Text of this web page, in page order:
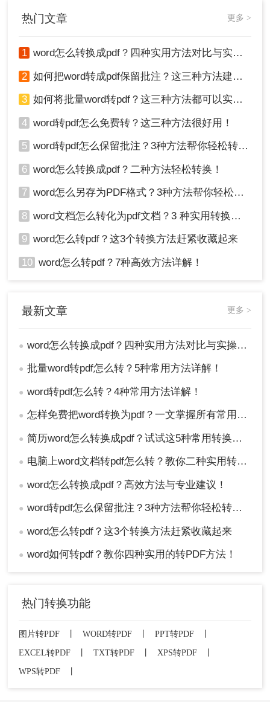
热门文章 更多 >
1 word怎么转换成pdf？四种实用方法对比与实操指南（附详细表格）！
2 如何把word转成pdf保留批注？这三种方法建议收藏！
3 如何将批量word转pdf？这三种方法都可以实现批量转换
4 word转pdf怎么免费转？这三种方法很好用！
5 word转pdf怎么保留批注？3种方法帮你轻松转换！
6 word怎么转换成pdf？二种方法轻松转换！
7 word怎么另存为PDF格式？3种方法帮你轻松转换!
8 word文档怎么转化为pdf文档？3 种实用转换方法，完美保留原文档格式！
9 word怎么转pdf？这3个转换方法赶紧收藏起来
10 word怎么转pdf？7种高效方法详解！
最新文章 更多 >
● word怎么转换成pdf？四种实用方法对比与实操指南（附详细表格）！
● 批量word转pdf怎么转？5种常用方法详解！
● word转pdf怎么转？4种常用方法详解！
● 怎样免费把word转换为pdf？一文掌握所有常用方法！
● 简历word怎么转换成pdf？试试这5种常用转换方法！
● 电脑上word文档转pdf怎么转？教你二种实用转换方法！
● word怎么转换成pdf？高效方法与专业建议！
● word转pdf怎么保留批注？3种方法帮你轻松转换！
● word怎么转pdf？这3个转换方法赶紧收藏起来
● word如何转pdf？教你四种实用的转PDF方法！
热门转换功能
图片转PDF WORD转PDF PPT转PDF
EXCEL转PDF
TXT转PDF XPS转PDF
WPS转PDF